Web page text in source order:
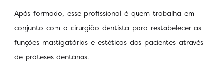
Após formado, esse profissional é quem trabalha em
conjunto com o cirurgião-dentista para restabelecer as
funções mastigatórias e estéticas dos pacientes através
de próteses dentárias.